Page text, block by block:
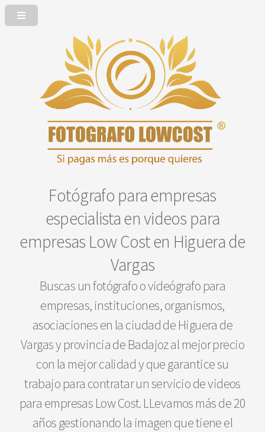
Fotógrafo para empresas
especialista en videos para
empresas Low Cost en Higuera de
Vargas
Buscas un fotógrafo o videógrafo para
empresas, instituciones, organismos,
asociaciones en la ciudad de Higuera de
Vargas y provincia de Badajoz al mejor precio
con la mejor calidad y que garantice su
trabajo para contratar un servicio de videos
para empresas Low Cost. LLevamos más de 20
años gestionando la imagen que tiene el